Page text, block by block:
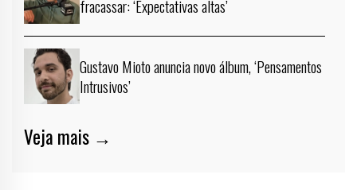
fracassar: ‘Expectativas altas’
Gustavo Mioto anuncia novo álbum, ‘Pensamentos
Intrusivos’
Veja mais →